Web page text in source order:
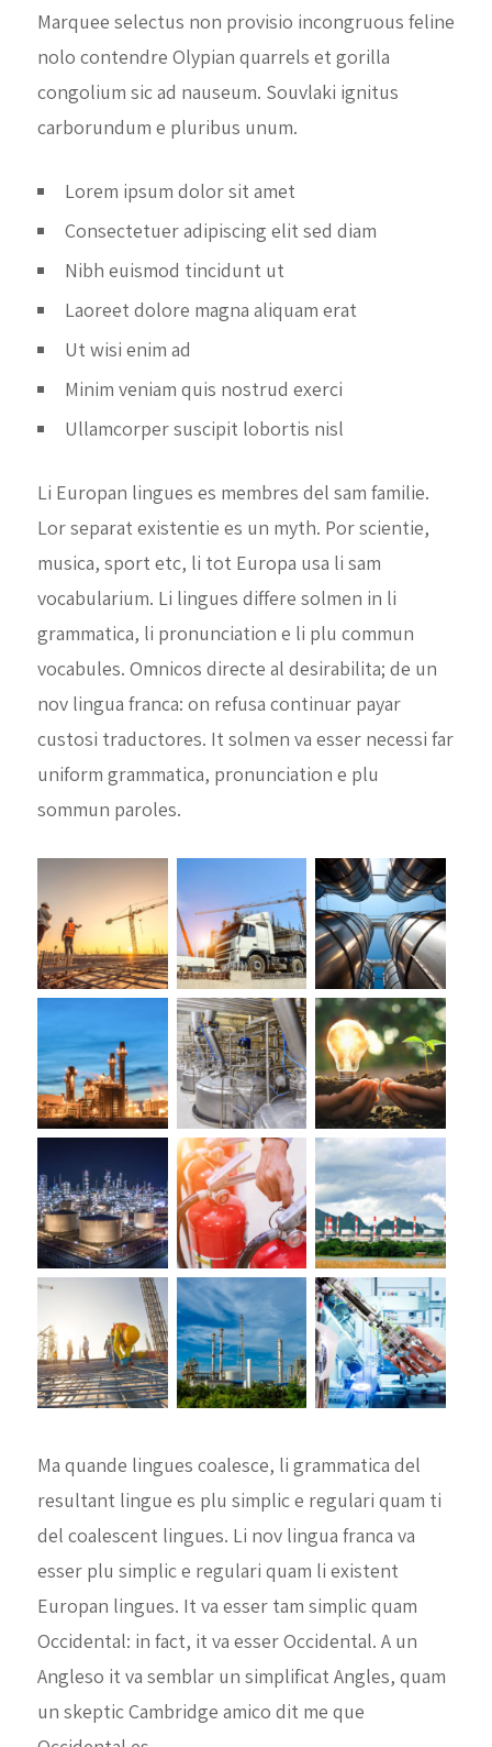
Marquee selectus non provisio incongruous feline
nolo contendre Olypian quarrels et gorilla
congolium sic ad nauseum. Souvlaki ignitus
carborundum e pluribus unum.
Lorem ipsum dolor sit amet
Consectetuer adipiscing elit sed diam
Nibh euismod tincidunt ut
Laoreet dolore magna aliquam erat
Ut wisi enim ad
Minim veniam quis nostrud exerci
Ullamcorper suscipit lobortis nisl
Li Europan lingues es membres del sam familie.
Lor separat existentie es un myth. Por scientie,
musica, sport etc, li tot Europa usa li sam
vocabularium. Li lingues differe solmen in li
grammatica, li pronunciation e li plu commun
vocabules. Omnicos directe al desirabilita; de un
nov lingua franca: on refusa continuar payar
custosi traductores. It solmen va esser necessi far
uniform grammatica, pronunciation e plu
sommun paroles.
Ma quande lingues coalesce, li grammatica del
resultant lingue es plu simplic e regulari quam ti
del coalescent lingues. Li nov lingua franca va
esser plu simplic e regulari quam li existent
Europan lingues. It va esser tam simplic quam
Occidental: in fact, it va esser Occidental. A un
Angleso it va semblar un simplificat Angles, quam
un skeptic Cambridge amico dit me que